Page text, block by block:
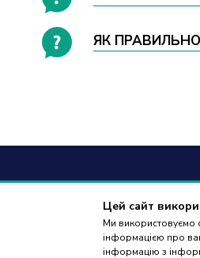
Цей сайт
Ми використовуємо
інформацією про
інформацію з
ЯК ПРАВИЛЬНО